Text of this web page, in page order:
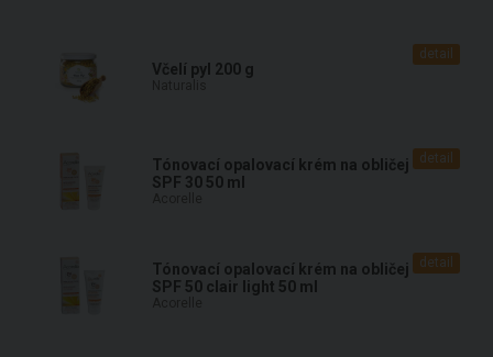
Včelí pyl 200 g
detail
Tónovací opalovací krém na obličej
SPF 30 50 ml
detail
Tónovací opalovací krém na obličej
SPF 50 clair light 50 ml
detail